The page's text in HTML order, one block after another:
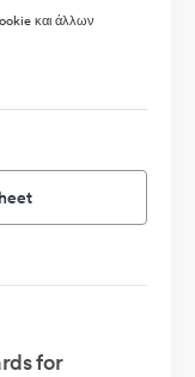
και άλλων
for